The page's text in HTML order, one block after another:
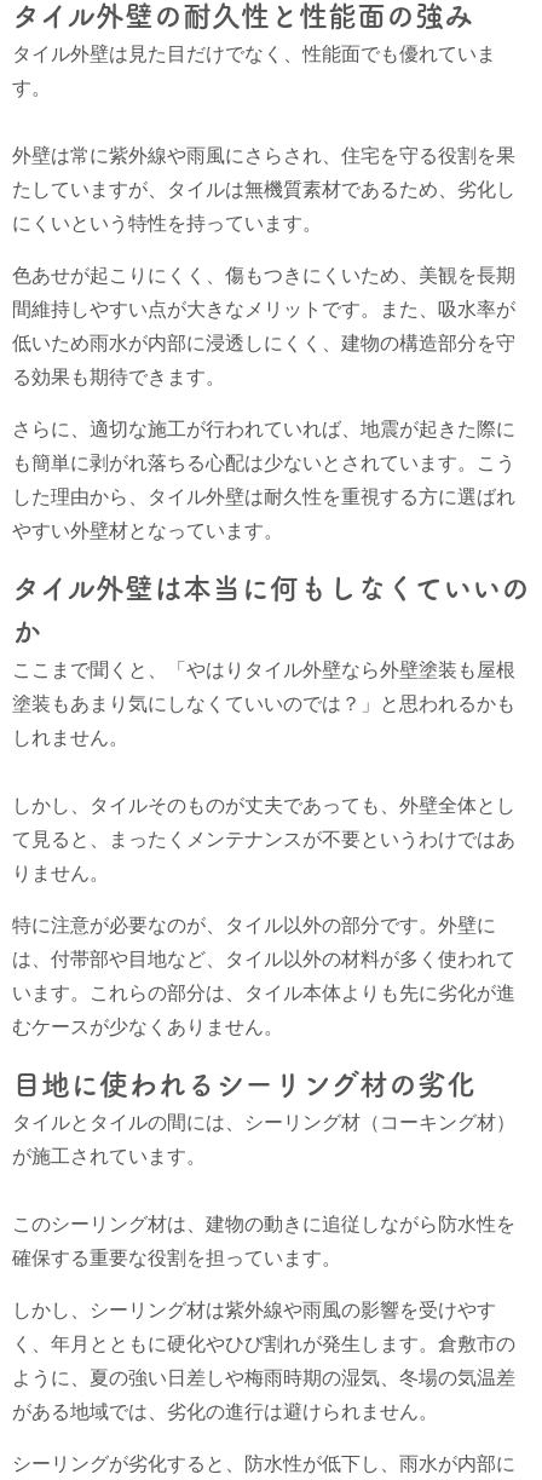
タイル外壁の耐久性と性能面の強み
タイル外壁は見た目だけでなく、性能面でも優れていま
す。
外壁は常に紫外線や雨風にさらされ、住宅を守る役割を果
たしていますが、タイルは無機質素材であるため、劣化し
にくいという特性を持っています。
色あせが起こりにくく、傷もつきにくいため、美観を長期
間維持しやすい点が大きなメリットです。また、吸水率が
低いため雨水が内部に浸透しにくく、建物の構造部分を守
る効果も期待できます。
さらに、適切な施工が行われていれば、地震が起きた際に
も簡単に剥がれ落ちる心配は少ないとされています。こう
した理由から、タイル外壁は耐久性を重視する方に選ばれ
やすい外壁材となっています。
タイル外壁は本当に何もしなくていいの
か
ここまで聞くと、「やはりタイル外壁なら外壁塗装も屋根
塗装もあまり気にしなくていいのでは？」と思われるかも
しれません。
しかし、タイルそのものが丈夫であっても、外壁全体とし
て見ると、まったくメンテナンスが不要というわけではあ
りません。
特に注意が必要なのが、タイル以外の部分です。外壁に
は、付帯部や目地など、タイル以外の材料が多く使われて
います。これらの部分は、タイル本体よりも先に劣化が進
むケースが少なくありません。
目地に使われるシーリング材の劣化
タイルとタイルの間には、シーリング材（コーキング材）
が施工されています。
このシーリング材は、建物の動きに追従しながら防水性を
確保する重要な役割を担っています。
しかし、シーリング材は紫外線や雨風の影響を受けやす
く、年月とともに硬化やひび割れが発生します。倉敷市の
ように、夏の強い日差しや梅雨時期の湿気、冬場の気温差
がある地域では、劣化の進行は避けられません。
シーリングが劣化すると、防水性が低下し、雨水が内部に